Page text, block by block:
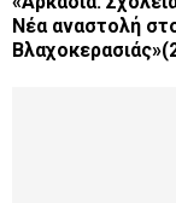
Νέα αναστολή